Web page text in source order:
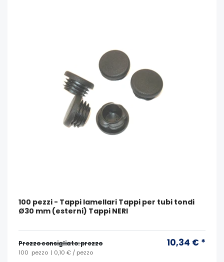
100 pezzi - Tappi lamellari Tappi per tubi tondi
Ø30 mm (esterni) Tappi NERI
Prezzo consigliato: prezzo 10,34 € *
100 pezzo | 0,10 € / pezzo